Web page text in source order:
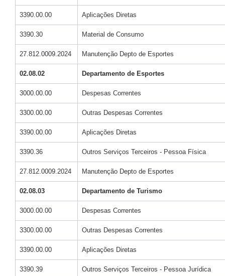
3390.00.00 Aplicações Diretas
3390.30 Material de Consumo
27.812.0009.2024 Manutenção Depto de Esportes
02.08.02 Departamento de Esportes
3000.00.00 Despesas Correntes
3300.00.00 Outras Despesas Correntes
3390.00.00 Aplicações Diretas
3390.36 Outros Serviços Terceiros - Pessoa Física
27.812.0009.2024 Manutenção Depto de Esportes
02.08.03 Departamento de Turismo
3000.00.00 Despesas Correntes
3300.00.00 Outras Despesas Correntes
3390.00.00 Aplicações Diretas
3390.39 Outros Serviços Terceiros - Pessoa Jurídica